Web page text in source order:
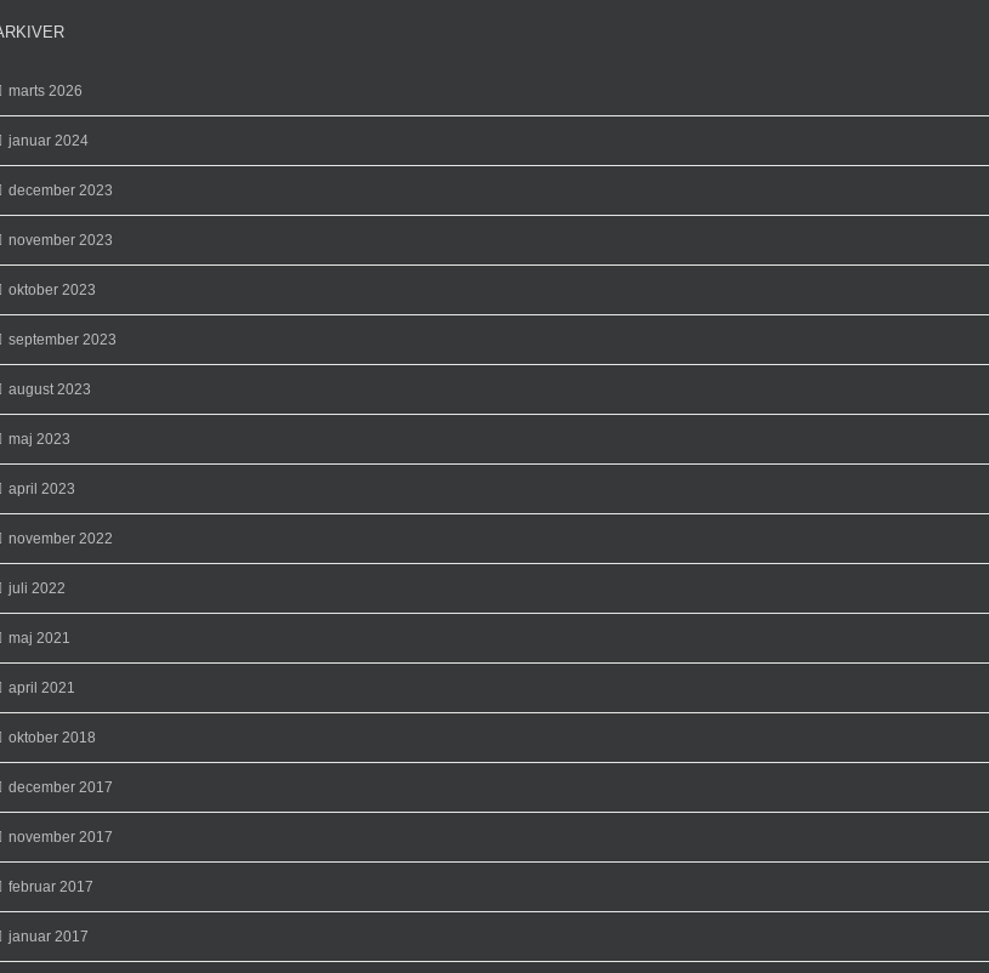
marts 2026
januar 2024
december 2023
november 2023
oktober 2023
september 2023
august 2023
maj 2023
april 2023
november 2022
juli 2022
maj 2021
april 2021
oktober 2018
december 2017
november 2017
februar 2017
januar 2017